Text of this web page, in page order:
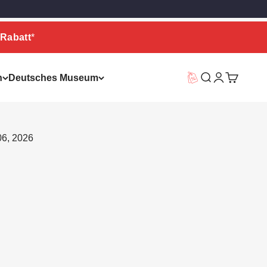
*
Deutsches Museum Vorteilswelt
Suche
2026